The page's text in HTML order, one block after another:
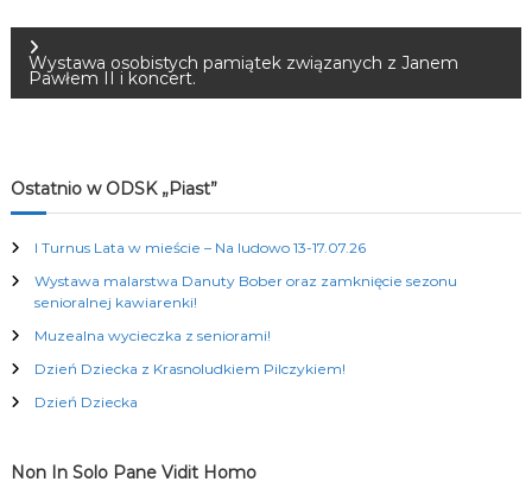
a
w
g
a
c
j
a
w
Wystawa osobistych pamiątek związanych z Janem
Pawłem II i koncert.
Ostatnio w ODSK „Piast”
I Turnus Lata w mieście – Na ludowo 13-17.07.26
Wystawa malarstwa Danuty Bober oraz zamknięcie sezonu
senioralnej kawiarenki!
Muzealna wycieczka z seniorami!
Dzień Dziecka z Krasnoludkiem Pilczykiem!
Dzień Dziecka
Non In Solo Pane Vidit Homo